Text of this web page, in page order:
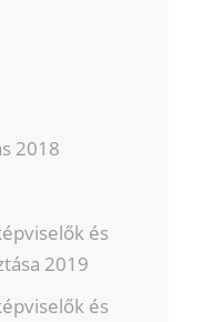
2018
és
2019
és